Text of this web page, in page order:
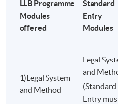
# 如果報名人數不足，可能不會開設個
[Note 1] 一般收讀途徑學生必須在第一
* 倫敦大學法學學士學位必修學科
** 在不同的司法管轄區，進入專業階
業認證機構/訓練機構查詢。
LLB Programme
Modules
offered
Standard
Entry
Modules
1)Legal System
and Method
Legal
and
(Standard
Entry